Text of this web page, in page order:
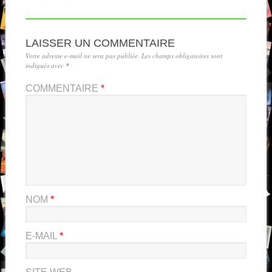
LAISSER UN COMMENTAIRE
Votre adresse e-mail ne sera pas publiée. Les champs obligatoires sont
indiqués avec *
COMMENTAIRE *
NOM *
E-MAIL *